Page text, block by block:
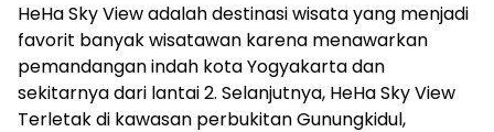
HeHa Sky View adalah destinasi wisata yang menjadi
favorit banyak wisatawan karena menawarkan
pemandangan indah kota Yogyakarta dan
sekitarnya dari lantai 2. Selanjutnya, HeHa Sky View
Terletak di kawasan perbukitan Gunungkidul,